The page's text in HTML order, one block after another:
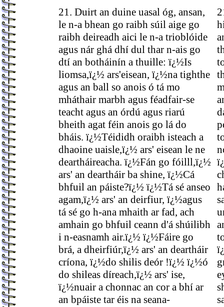
21. Duirt an duine uasal óg, ansan,
le n-a bhean go raibh súil aige go
raibh deireadh aici le n-a trioblóide
agus nár ghá dhí dul thar n-ais go
dtí an botháinín a thuille: ï¿½Is
liomsa,ï¿½ ars'eisean, ï¿½na tighthe
agus an ball so anois ó tá mo
mháthair marbh agus féadfair-se
teacht agus an órdú agus riarú
bheith agat féin anois go lá do
bháis. ï¿½Téididh oraibh isteach a
dhaoine uaisle,ï¿½ ars' eisean le ne
deartháireacha. ï¿½Fán go fóilll,ï¿½
ars' an deartháir ba shine, ï¿½Cá
bhfuil an páiste?ï¿½ ï¿½Tá sé anseo
agam,ï¿½ ars' an deirfiur, ï¿½agus
tá sé go h-ana mhaith ar fad, ach
amhain go bhfuil ceann d'á shúilibh
i n-easnamh air.ï¿½ ï¿½Fáire go
brá, a dheirfiúr,ï¿½ ars' an deartháir
críona, ï¿½do shilis deór !ï¿½ ï¿½ó
do shileas díreach,ï¿½ ars' ise,
ï¿½nuair a chonnac an cor a bhí ar
an bpáiste tar éis na seana-